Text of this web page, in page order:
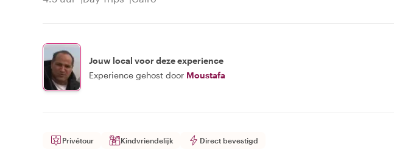
Jouw local voor deze experience
Experience gehost door Moustafa
Privétour Kindvriendelijk Direct bevestigd